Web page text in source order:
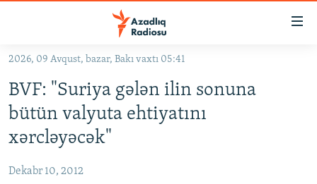
Əsas
qayıt
Əsas
naviqasiyaya
qayıt
Axtarışa
KORRUPSIOMETR
#ƏSLINDƏ
FƏRQƏ BAX
2026, 09 Avqust, bazar, Bakı vaxtı 05:41
BVF: "Suriya gələn ilin sonuna
bütün valyuta ehtiyatını
xərcləyəcək"
Dekabr 10, 2012